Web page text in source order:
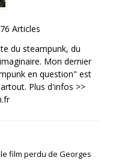
76 Articles
du steampunk, du
Mon dernier
en question" est
Plus d'infos >>
film perdu de Georges